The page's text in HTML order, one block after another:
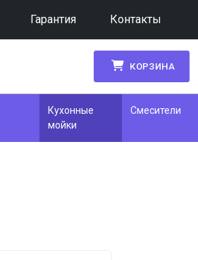
Гарантия Контакты
КОРЗИНА
Кухонные
мойки
Смесители